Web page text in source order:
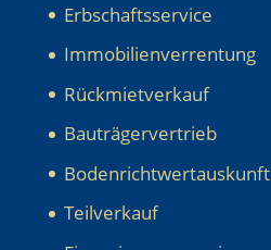
Erbschaftsservice
Immobilienverrentung
Rückmietverkauf
Bauträgervertrieb
Bodenrichtwertauskunft
Teilverkauf